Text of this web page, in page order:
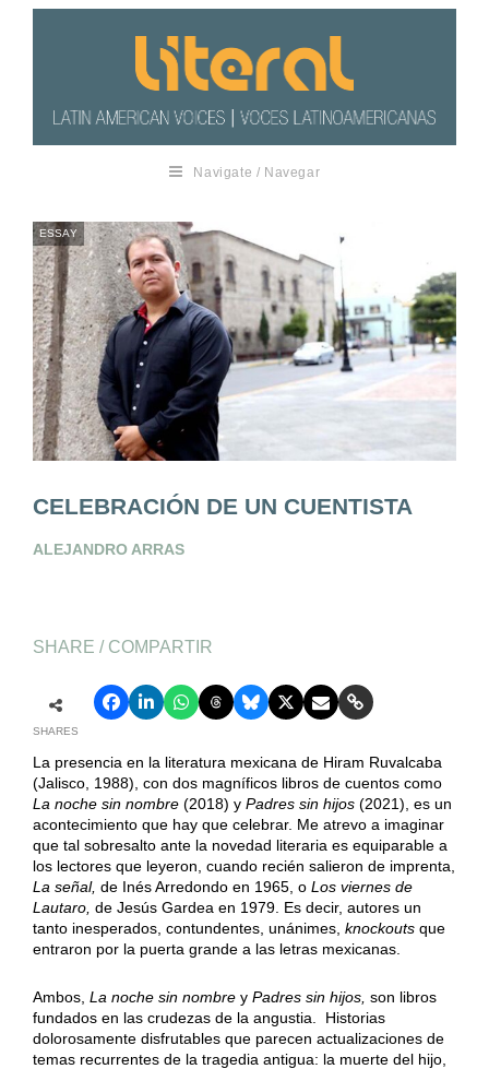
Navigate / Navegar
ESSAY
CELEBRACIÓN DE UN CUENTISTA
ALEJANDRO ARRAS
SHARE / COMPARTIR
SHARES
La presencia en la literatura mexicana de Hiram Ruvalcaba
(Jalisco, 1988), con dos magníficos libros de cuentos como
La noche sin nombre(2018) y Padres sin hijos(2021), es un
acontecimiento que hay que celebrar. Me atrevo a imaginar
que tal sobresalto ante la novedad literaria es equiparable a
los lectores que leyeron, cuando recién salieron de imprenta,
La señal, de Inés Arredondo en 1965, o Los viernes de
Lautaro, de Jesús Gardea en 1979. Es decir, autores un
tanto inesperados, contundentes, unánimes, knockouts que
entraron por la puerta grande a las letras mexicanas.
Ambos, La noche sin nombrey Padres sin hijos, son libros
fundados en las crudezas de la angustia. Historias
dolorosamente disfrutables que parecen actualizaciones de
temas recurrentes de la tragedia antigua: la muerte del hijo,